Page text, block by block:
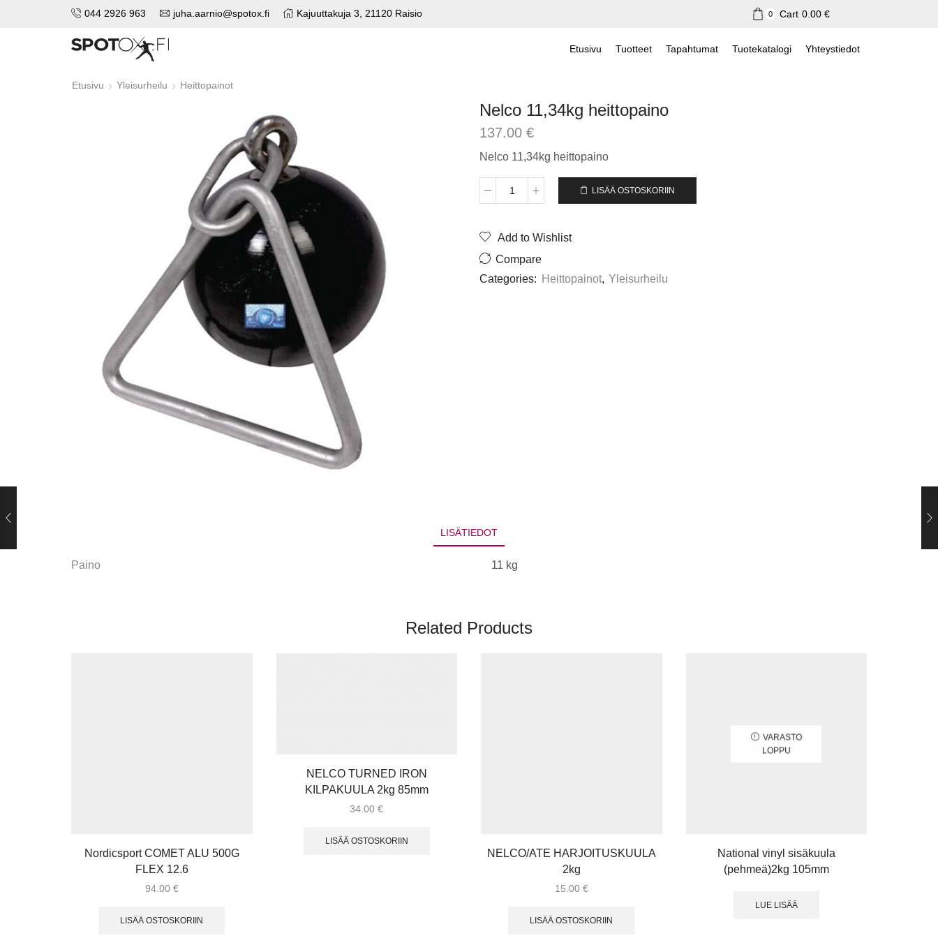
044 2926 963 juha.aarnio@spotox.fi Kajuuttakuja 3, 21120 Raisio 0 Cart 0.00 €
Etusivu Tuotteet Tapahtumat Tuotekatalogi Yhteystiedot
Etusivu Yleisurheilu Heittopainot
Nelco 11,34kg heittopaino
137.00 €
Nelco 11,34kg heittopaino
Nelco
määrä
LISÄÄ OSTOSKORIIN
Add to Wishlist
Compare
Categories:
Heittopainot, Yleisurheilu
LISÄTIEDOT
Paino 11 kg
Related Products
Nordicsport COMET ALU 500G
FLEX 12.6
94.00 €
LISÄÄ OSTOSKORIIN
NELCO TURNED IRON
KILPAKUULA 2kg 85mm
34.00€
LISÄÄ OSTOSKORIIN
NELCO/ATE HARJOITUSKUULA
2kg
15.00 €
LISÄÄ OSTOSKORIIN
VARASTO
LOPPU
National vinyl sisäkuula
(pehmeä)2kg 105mm
LUE LISÄÄ